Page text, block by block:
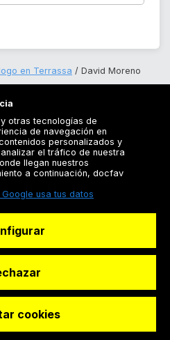
Solicitar reserva
en Terrassa David Moreno
Technologies S.L
otras tecnologías de
de navegación en
personalizados y
el tráfico de nuestra
llegan nuestros
a continuación, docfav
usa tus datos
cookies